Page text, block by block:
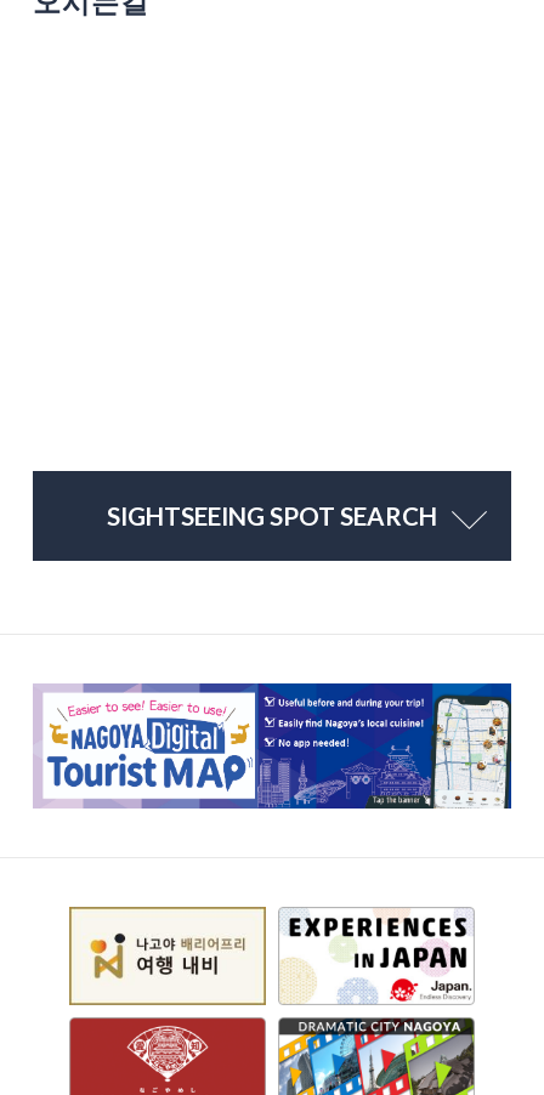
SIGHTSEEING SPOT SEARCH